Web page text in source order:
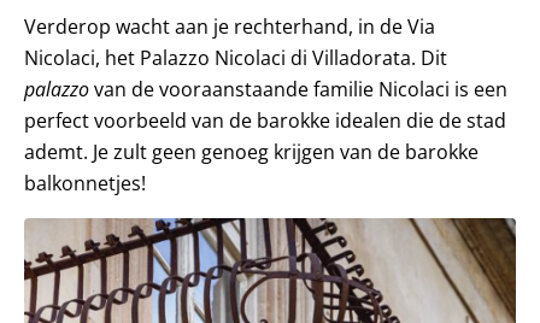
Verderop wacht aan je rechterhand, in de Via
Nicolaci, het Palazzo Nicolaci di Villadorata. Dit
palazzovan de vooraanstaande familie Nicolaci is een
perfect voorbeeld van de barokke idealen die de stad
ademt. Je zult geen genoeg krijgen van de barokke
balkonnetjes!